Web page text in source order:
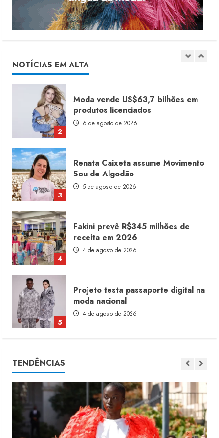
NOTÍCIAS EM ALTA
5
1
7 de agosto de 2026
2
Moda vende US$63,7 bilhões em
produtos licenciados
6 de agosto de 2026
3
Renata Caixeta assume Movimento
Sou de Algodão
5 de agosto de 2026
4
Fakini prevê R$345 milhões de
receita em 2026
4 de agosto de 2026
5
Projeto testa passaporte digital na
moda nacional
4 de agosto de 2026
1
Moda vende US$63,7 bilhões em
produtos licenciados
TENDÊNCIAS